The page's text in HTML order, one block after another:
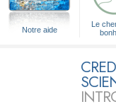
Notre aide
Le